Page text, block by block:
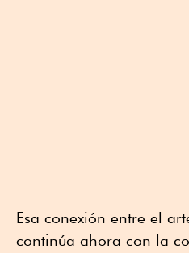
Esa conexión entre el
continúa ahora con la